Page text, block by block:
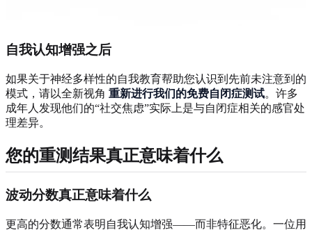
自我认知增强之后
如果关于神经多样性的自我教育帮助您认识到先前未注意到的
模式，请以全新视角 重新进行我们的免费自闭症测试。许多
成年人发现他们的“社交焦虑”实际上是与自闭症相关的感官处
理差异。
您的重测结果真正意味着什么
波动分数真正意味着什么
更高的分数通常表明自我认知增强——而非特征恶化。一位用